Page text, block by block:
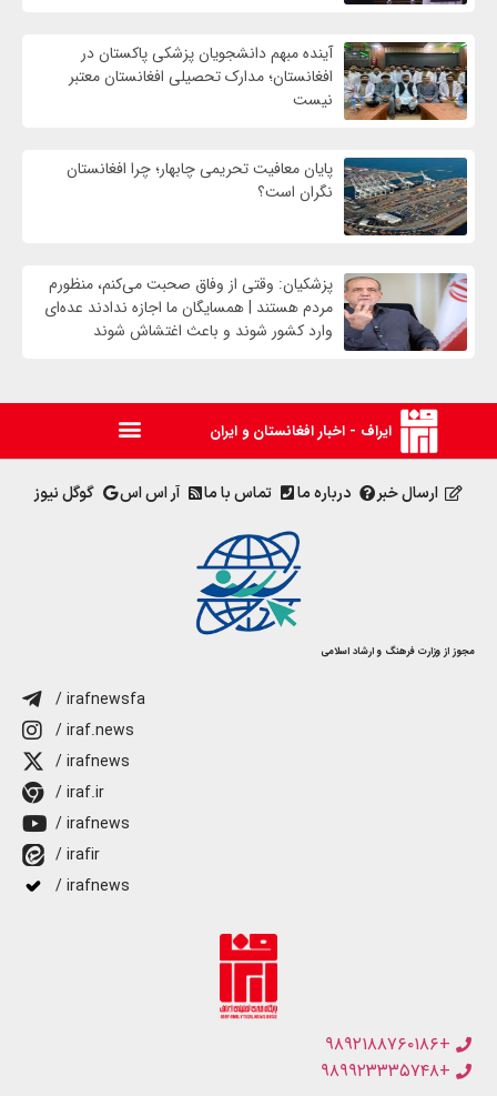
آینده مبهم دانشجویان پزشکی پاکستان در
افغانستان؛ مدارک تحصیلی افغانستان معتبر
نیست
پایان معافیت تحریمی‌ چابهار؛ چرا افغانستان
نگران است؟
پزشکیان: وقتی از وفاق صحبت می‌کنم، منظورم
مردم هستند | همسایگان ما اجازه ندادند عده‌ای
وارد کشور شوند و باعث اغتشاش شوند
ایراف - اخبار افغانستان و ایران
ارسال خبر درباره ما تماس با ما آر اس اس گوگل نیوز
مجوز از وزارت فرهنگ و ارشاد اسلامی
/ irafnewsfa
/ iraf.news
/ irafnews
/ iraf.ir
/ irafnews
/ irafir
/ irafnews
+۹۸۹۲۱۸۸۷۶۰۱۸۶
+۹۸۹۹۲۳۳۳۵۷۴۸